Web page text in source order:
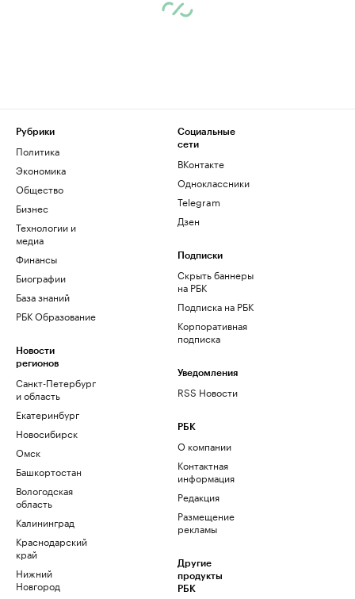
Рубрики
Политика
Экономика
Общество
Бизнес
Технологии и
медиа
Финансы
Биографии
База знаний
РБК Образование
Новости
регионов
Санкт-Петербург
и область
Екатеринбург
Новосибирск
Омск
Башкортостан
Вологодская
область
Калининград
Краснодарский
край
Нижний
Новгород
Социальные
сети
ВКонтакте
Одноклассники
Telegram
Дзен
Подписки
Скрыть баннеры
на РБК
Подписка на РБК
Корпоративная
подписка
Уведомления
RSS Новости
РБК
О компании
Контактная
информация
Редакция
Размещение
рекламы
Другие
продукты
РБК